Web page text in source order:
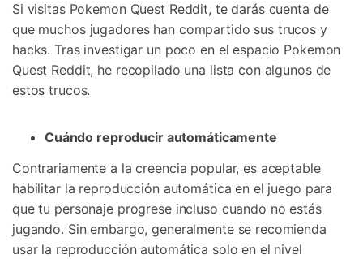
Si visitas Pokemon Quest Reddit, te darás cuenta de
que muchos jugadores han compartido sus trucos y
hacks. Tras investigar un poco en el espacio Pokemon
Quest Reddit, he recopilado una lista con algunos de
estos trucos.
Cuándo reproducir automáticamente
Contrariamente a la creencia popular, es aceptable
habilitar la reproducción automática en el juego para
que tu personaje progrese incluso cuando no estás
jugando. Sin embargo, generalmente se recomienda
usar la reproducción automática solo en el nivel